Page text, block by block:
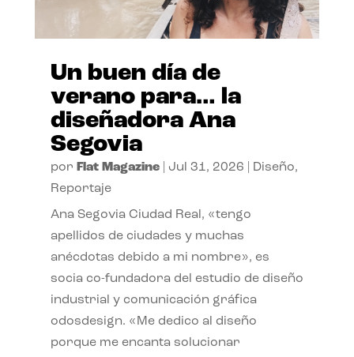
Un buen día de
verano para… la
diseñadora Ana
Segovia
por Flat Magazine| Jul 31, 2026 Diseño,
Reportaje
Ana Segovia Ciudad Real, «tengo
apellidos de ciudades y muchas
anécdotas debido a mi nombre», es
socia co-fundadora del estudio de diseño
industrial y comunicación gráfica
odosdesign. «Me dedico al diseño
porque me encanta solucionar